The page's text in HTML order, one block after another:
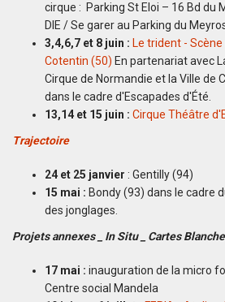
cirque : Parking St Eloi – 16 Bd du
DIE / Se garer au Parking du
3,4,6,7 et 8 juin : Le trident -
Cotentin (50) En partenariat avec
Cirque de Normandie et la Ville de
dans le cadre d'Escapades d'Été.
13,14 et 15 juin : Cirque Théâtre
Trajectoire
24 et 25 janvier : Gentilly (94)
15 mai : Bondy (93) dans le cadre
des jonglages.
Projets annexes _ In Situ _ Cartes
17 mai : inauguration de la micro
Centre social Mandela